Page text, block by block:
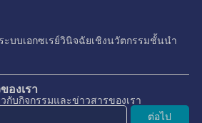
ะบบเอกซเรย์วินิจฉัยเชิงนวัตกรรมชั้นนำ
องเรา
กับกิจกรรมและข่าวสารของเรา
ต่อไป